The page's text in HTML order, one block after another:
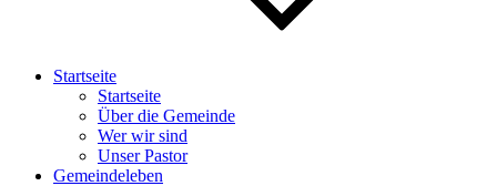
Startseite
Startseite
Über die Gemeinde
Wer wir sind
Unser Pastor
Gemeindeleben